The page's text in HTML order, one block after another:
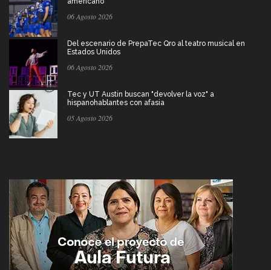
06 Agosto 2026
Del escenario de PrepaTec Qro al teatro musical en
Estados Unidos
06 Agosto 2026
Tec y UT Austin buscan "devolver la voz" a
hispanohablantes con afasia
05 Agosto 2026